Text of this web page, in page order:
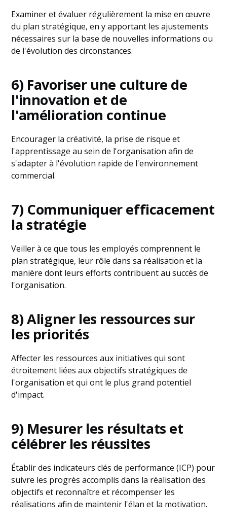
Examiner et évaluer régulièrement la mise en œuvre
du plan stratégique, en y apportant les ajustements
nécessaires sur la base de nouvelles informations ou
de l'évolution des circonstances.
6) Favoriser une culture de
l'innovation et de
l'amélioration continue
Encourager la créativité, la prise de risque et
l'apprentissage au sein de l'organisation afin de
s'adapter à l'évolution rapide de l'environnement
commercial.
7) Communiquer efficacement
la stratégie
Veiller à ce que tous les employés comprennent le
plan stratégique, leur rôle dans sa réalisation et la
manière dont leurs efforts contribuent au succès de
l'organisation.
8) Aligner les ressources sur
les priorités
Affecter les ressources aux initiatives qui sont
étroitement liées aux objectifs stratégiques de
l'organisation et qui ont le plus grand potentiel
d'impact.
9) Mesurer les résultats et
célébrer les réussites
Établir des indicateurs clés de performance (ICP) pour
suivre les progrès accomplis dans la réalisation des
objectifs et reconnaître et récompenser les
réalisations afin de maintenir l'élan et la motivation.